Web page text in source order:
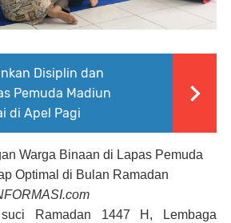
Disiplin dan
Pemuda Madiun
di Apel Pagi
Warga Binaan di Lapas Pemuda
Optimal di Bulan Ramadan
Ramadan 1447 H, Lembaga